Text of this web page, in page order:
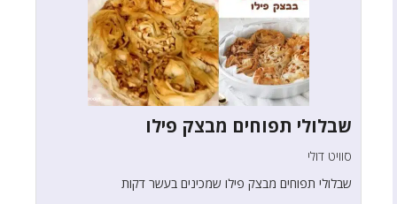
שבלולי תפוחים מבצק פילו
סוויט דולי
שבלולי תפוחים מבצק פילו שמכינים בעשר דקות